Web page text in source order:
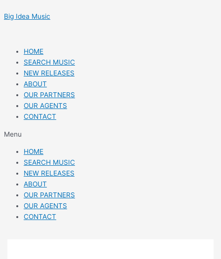
to
Big Idea Music
HOME
SEARCH MUSIC
NEW RELEASES
ABOUT
OUR PARTNERS
OUR AGENTS
CONTACT
Menu
HOME
SEARCH MUSIC
NEW RELEASES
ABOUT
OUR PARTNERS
OUR AGENTS
CONTACT
navigation